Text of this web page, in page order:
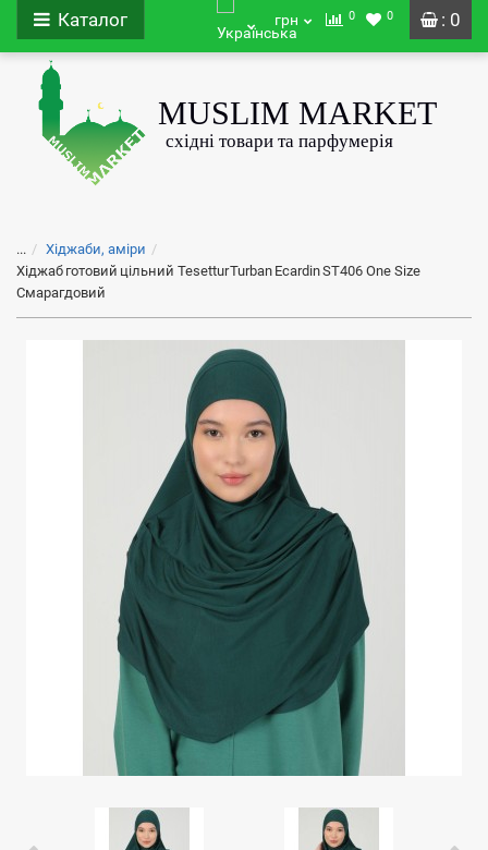
: 0
Каталог грн 0 0
...
Хіджаби, аміри
Хіджаб готовий цільний Tesettur Turban Ecardin ST406 One Size
Смарагдовий